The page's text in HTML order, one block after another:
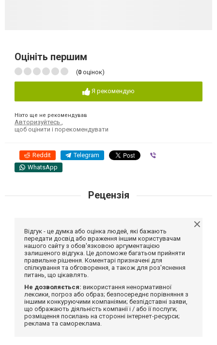
Оцініть першим
(0 оцінок)
Я рекомендую
Ніхто ще не рекомендував
Авторизуйтесь
щоб оцінити і порекомендувати
Reddit Telegram
WhatsApp
Рецензія
Відгук - це думка або оцінка людей, які бажають
передати досвід або враження іншим користувачам
нашого сайту з обов'язковою аргументацією
залишеного відгука. Це допоможе багатьом прийняти
правильне рішення. Коментарі призначені для
спілкування та обговорення, а також для роз'яснення
питань, що цікавлять.
Не дозволяється: використання ненормативної
лексики, погроз або образ; безпосереднє порівняння з
іншими конкуруючими компаніями; безпідставні заяви,
що ображають діяльність компанії і / або її послуги;
розміщення посилань на сторонні інтернет-ресурси;
реклама та самореклама.